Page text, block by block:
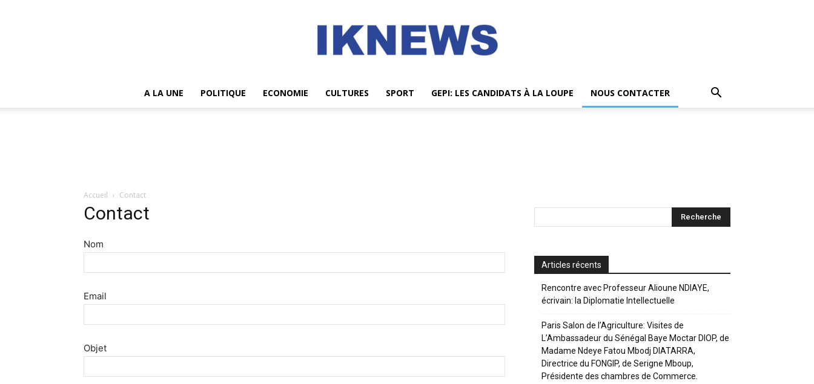
IKNEWS
A LA UNE POLITIQUE ECONOMIE CULTURES SPORT GEPI: LES CANDIDATS À LA LOUPE NOUS CONTACTER
Accueil Contact
Contact
Nom
Email
Objet
Articles récents
Rencontre avec Professeur Alioune NDIAYE,
écrivain: la Diplomatie Intellectuelle
Paris Salon de l’Agriculture: Visites de
L’Ambassadeur du Sénégal Baye Moctar DIOP, de
Madame Ndeye Fatou Mbodj DIATARRA,
Directrice du FONGIP, de Serigne Mboup,
Présidente des chambres de Commerce.